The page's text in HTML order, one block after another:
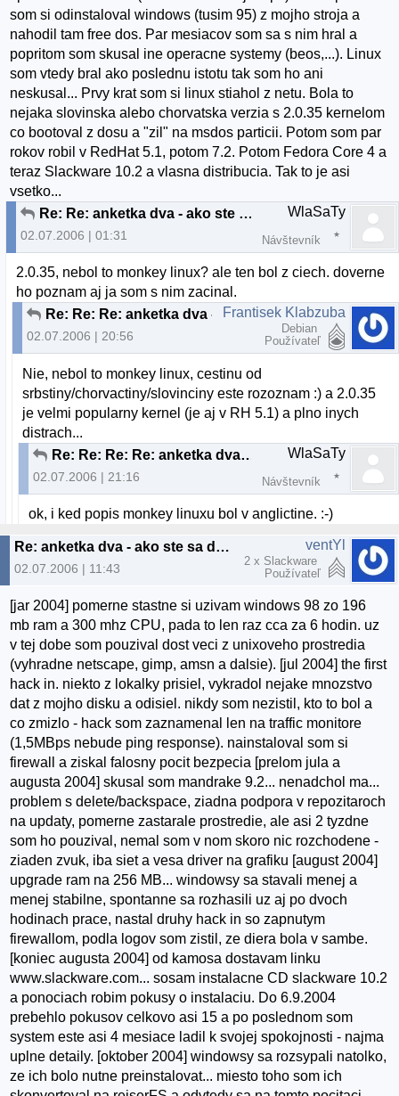
som si odinstaloval windows (tusim 95) z mojho stroja a
nahodil tam free dos. Par mesiacov som sa s nim hral a
popritom som skusal ine operacne systemy (beos,...). Linux
som vtedy bral ako poslednu istotu tak som ho ani
neskusal... Prvy krat som si linux stiahol z netu. Bola to
nejaka slovinska alebo chorvatska verzia s 2.0.35 kernelom
co bootoval z dosu a "zil" na msdos particii. Potom som par
rokov robil v RedHat 5.1, potom 7.2. Potom Fedora Core 4 a
teraz Slackware 10.2 a vlasna distribucia. Tak to je asi
vsetko...
Re: Re: anketka dva - ako ste sa dostali k linuxu?
02.07.2006 | 01:31
WlaSaTy
Návštevník
2.0.35, nebol to monkey linux? ale ten bol z ciech. doverne
ho poznam aj ja som s nim zacinal.
Re: Re: Re: anketka dva - ako ste sa dostali k lin
02.07.2006 | 20:56
Frantisek Klabzuba
Debian
Používateľ
Nie, nebol to monkey linux, cestinu od
srbstiny/chorvactiny/slovinciny este rozoznam :) a 2.0.35
je velmi popularny kernel (je aj v RH 5.1) a plno inych
distrach...
Re: Re: Re: Re: anketka dva - ako ste sa dostali k
02.07.2006 | 21:16
WlaSaTy
Návštevník
ok, i ked popis monkey linuxu bol v anglictine. :-)
Re: anketka dva - ako ste sa dostali k linuxu? :)
02.07.2006 | 11:43
ventYl
2 x Slackware
Používateľ
[jar 2004] pomerne stastne si uzivam windows 98 zo 196
mb ram a 300 mhz CPU, pada to len raz cca za 6 hodin. uz
v tej dobe som pouzival dost veci z unixoveho prostredia
(vyhradne netscape, gimp, amsn a dalsie). [jul 2004] the first
hack in. niekto z lokalky prisiel, vykradol nejake mnozstvo
dat z mojho disku a odisiel. nikdy som nezistil, kto to bol a
co zmizlo - hack som zaznamenal len na traffic monitore
(1,5MBps nebude ping response). nainstaloval som si
firewall a ziskal falosny pocit bezpecia [prelom jula a
augusta 2004] skusal som mandrake 9.2... nenadchol ma...
problem s delete/backspace, ziadna podpora v repozitaroch
na updaty, pomerne zastarale prostredie, ale asi 2 tyzdne
som ho pouzival, nemal som v nom skoro nic rozchodene -
ziaden zvuk, iba siet a vesa driver na grafiku [august 2004]
upgrade ram na 256 MB... windowsy sa stavali menej a
menej stabilne, spontanne sa rozhasili uz aj po dvoch
hodinach prace, nastal druhy hack in so zapnutym
firewallom, podla logov som zistil, ze diera bola v sambe.
[koniec augusta 2004] od kamosa dostavam linku
www.slackware.com... sosam instalacne CD slackware 10.2
a ponociach robim pokusy o instalaciu. Do 6.9.2004
prebehlo pokusov celkovo asi 15 a po poslednom som
system este asi 4 mesiace ladil k svojej spokojnosti - najma
uplne detaily. [oktober 2004] windowsy sa rozsypali natolko,
ze ich bolo nutne preinstalovat... miesto toho som ich